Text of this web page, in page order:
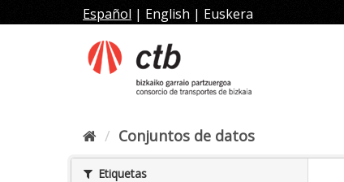
al
Español | English | Euskera
Conjuntos de datos
Etiquetas